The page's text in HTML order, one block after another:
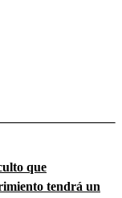
que
tendrá un